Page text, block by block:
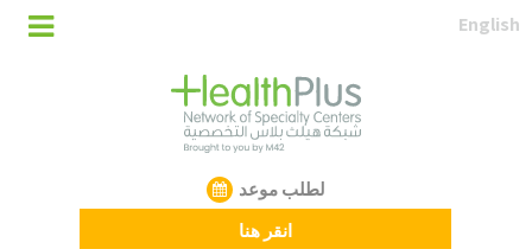
English
لطلب موعد
انقر هنا